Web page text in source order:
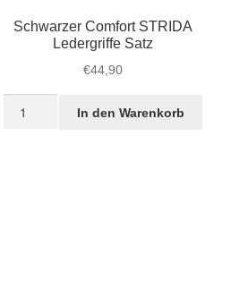
Schwarzer Comfort STRIDA
Ledergriffe Satz
€44,90
In den Warenkorb